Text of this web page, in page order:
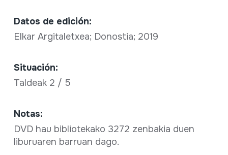
Datos de edición:
Elkar Argitaletxea; Donostia; 2019
Situación:
Taldeak 2 / 5
Notas:
DVD hau bibliotekako 3272 zenbakia duen
liburuaren barruan dago.